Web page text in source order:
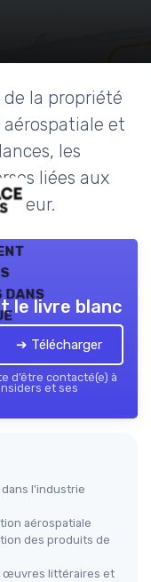
de la propriété
et
les
liées aux
dans
le livre blanc
➔ Télécharger
d’être contacté(e) à
et ses
l'industrie
aérospatiale
des produits de
œuvres littéraires et